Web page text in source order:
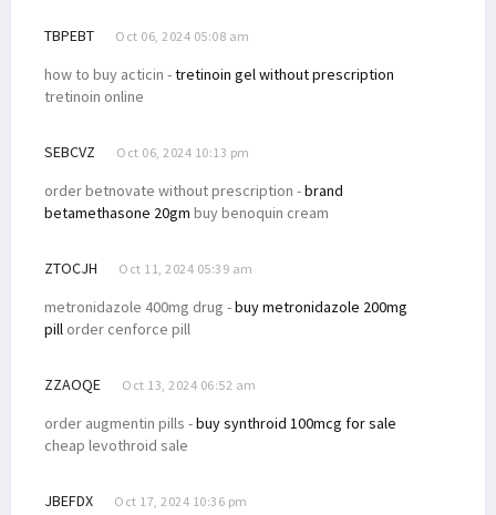
TBPEBT Oct 06, 2024 05:08 am
how to buy acticin -tretinoin gel without prescription
tretinoin online
SEBCVZ Oct 06, 2024 10:13 pm
order betnovate without prescription -brand
betamethasone 20gm buy benoquin cream
ZTOCJH Oct 11, 2024 05:39 am
metronidazole 400mg drug -buy metronidazole 200mg
pill order cenforce pill
ZZAOQE Oct 13, 2024 06:52 am
order augmentin pills -buy synthroid 100mcg for sale
cheap levothroid sale
JBEFDX Oct 17, 2024 10:36 pm